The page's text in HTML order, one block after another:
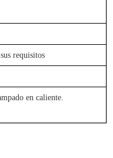
requisitos
en caliente.